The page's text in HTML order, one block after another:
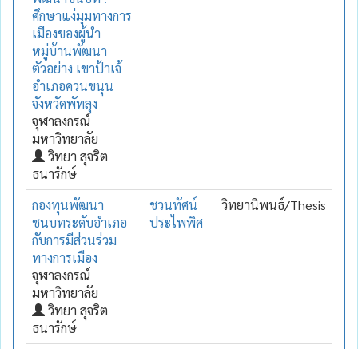
ศึกษาแง่มุมทางการ
เมืองของผู้นำ
หมู่บ้านพัฒนา
ตัวอย่าง เขาป้าเจ้
อำเภอควนขนุน
จังหวัดพัทลุง
จุฬาลงกรณ์
มหาวิทยาลัย
วิทยา สุจริต
ธนารักษ์
กองทุนพัฒนา
ชนบทระดับอำเภอ
กับการมีส่วนร่วม
ทางการเมือง
จุฬาลงกรณ์
มหาวิทยาลัย
วิทยา สุจริต
ธนารักษ์
ชวนทัศน์
ประไพพิศ
วิทยานิพนธ์/Thesis